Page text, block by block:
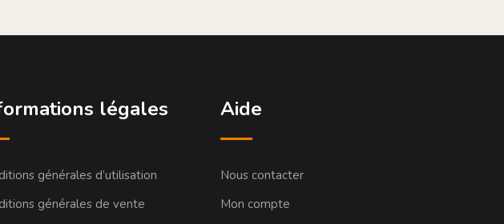
légales
générales d’utilisation
générales de vente
Aide
Nous contacter
Mon compte